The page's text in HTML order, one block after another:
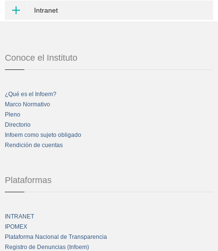
Intranet
Conoce el Instituto
¿Qué es el Infoem?
Marco Normativo
Pleno
Directorio
Infoem como sujeto obligado
Rendición de cuentas
Plataformas
INTRANET
IPOMEX
Plataforma Nacional de Transparencia
Registro de Denuncias (Infoem)